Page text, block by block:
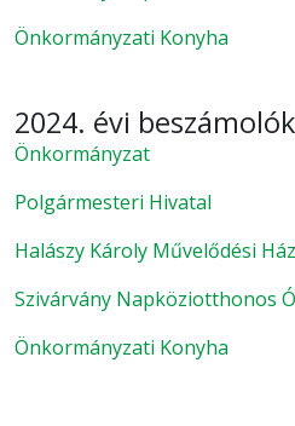
Önkormányzati Konyha
2024. évi beszámolók
Önkormányzat
Polgármesteri Hivatal
Halászy Károly Művelődési
Szivárvány Napköziotthonos
Önkormányzati Konyha